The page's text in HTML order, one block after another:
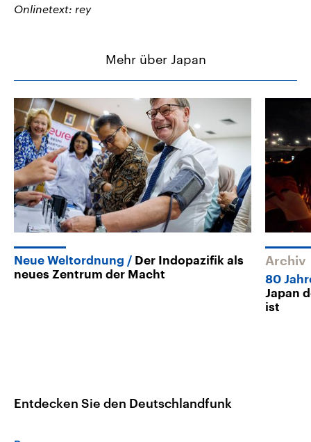
Onlinetext: rey
Mehr über Japan
Neue Weltordnung
Der Indopazifik als
neues Zentrum der Macht
Archiv
80
Japan
ist
Entdecken Sie den Deutschlandfunk